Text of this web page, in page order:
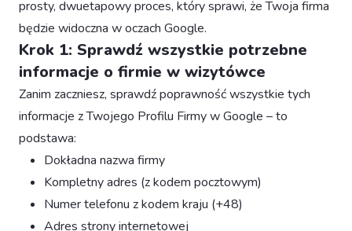
prosty, dwuetapowy proces, który sprawi, że Twoja firma
będzie widoczna w oczach Google.
Krok 1: Sprawdź wszystkie potrzebne
informacje o firmie w wizytówce
Zanim zaczniesz, sprawdź poprawność wszystkie tych
informacje z Twojego Profilu Firmy w Google – to
podstawa:
Dokładna nazwa firmy
Kompletny adres (z kodem pocztowym)
Numer telefonu z kodem kraju (+48)
Adres strony internetowej